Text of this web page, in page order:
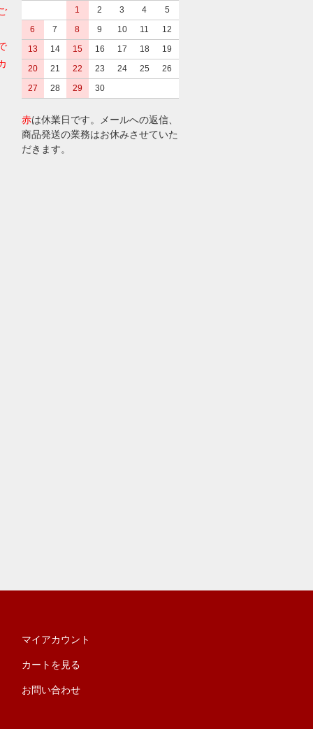
1
2 3 4
5
6
7 8 9 10 11
12
13
14 15 16 17 18
19
20
21 22 23 24 25
26
27
28 29 30
赤は休業日です。メールへの返信、
商品発送の業務はお休みさせていた
だきます。
マイアカウント
カートを見る
お問い合わせ